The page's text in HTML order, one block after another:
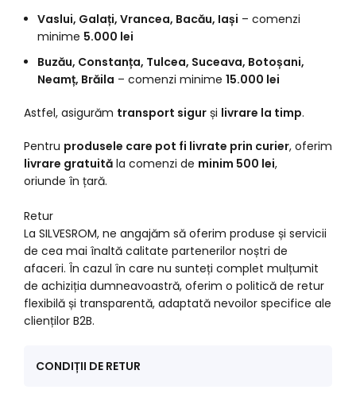
Vaslui, Galați, Vrancea, Bacău, Iași – comenzi
minime 5.000 lei
Buzău, Constanța, Tulcea, Suceava, Botoșani,
Neamț, Brăila – comenzi minime 15.000 lei
Astfel, asigurăm transport sigur și livrare la timp.
Pentru produsele care pot fi livrate prin curier, oferim
livrare gratuită la comenzi de minim 500 lei,
oriunde în țară.
Retur
La SILVESROM, ne angajăm să oferim produse și servicii
de cea mai înaltă calitate partenerilor noștri de
afaceri. În cazul în care nu sunteți complet mulțumit
de achiziția dumneavoastră, oferim o politică de retur
flexibilă și transparentă, adaptată nevoilor specifice ale
clienților B2B.
CONDIȚII DE RETUR